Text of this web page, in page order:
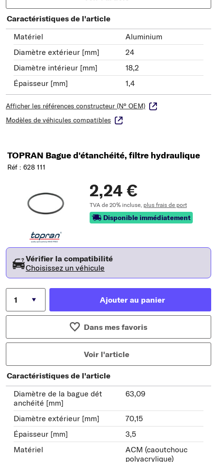
Caractéristiques de l'article
Matériel
Aluminium
Diamètre extérieur [mm]
24
Diamètre intérieur [mm]
18,2
Épaisseur [mm]
1,4
Afficher les références constructeur (N° OEM)
Modèles de véhicules compatibles
TOPRAN Bague d'étanchéité, filtre hydraulique
Réf : 628 111
2,24 €
TVA de 20% incluse, plus frais de port
Disponible immédiatement
Vérifier la compatibilité
Choisissez un véhicule
Ajouter au panier
Dans mes favoris
Voir l'article
Caractéristiques de l'article
Diamètre de la bague dét
anchéité [mm]
63,09
Diamètre extérieur [mm]
70,15
Épaisseur [mm]
3,5
Matériel
ACM (caoutchouc
polyacrylique)